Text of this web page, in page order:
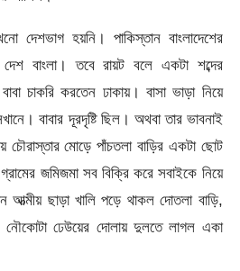
দেশভাগ হয়নি। পাকিস্তান বাংলাদেশের
বাংলা। তবে রায়ট বলে একটা শব্দের
চাকরি করতেন ঢাকায়। বাসা ভাড়া নিয়ে
বাবার দূরদৃষ্টি ছিল। অথবা তার ভাবনাই
মোড়ে পাঁচতলা বাড়ির একটা ছোট
জমিজমা সব বিক্রি করে সবাইকে নিয়ে
ছাড়া খালি পড়ে থাকল দোতলা বাড়ি,
নৌকোটা ঢেউয়ের দোলায় দুলতে লাগল একা